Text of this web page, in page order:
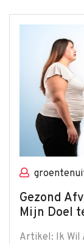
Gezond
Mijn Doel
Artikel: Ik Wil